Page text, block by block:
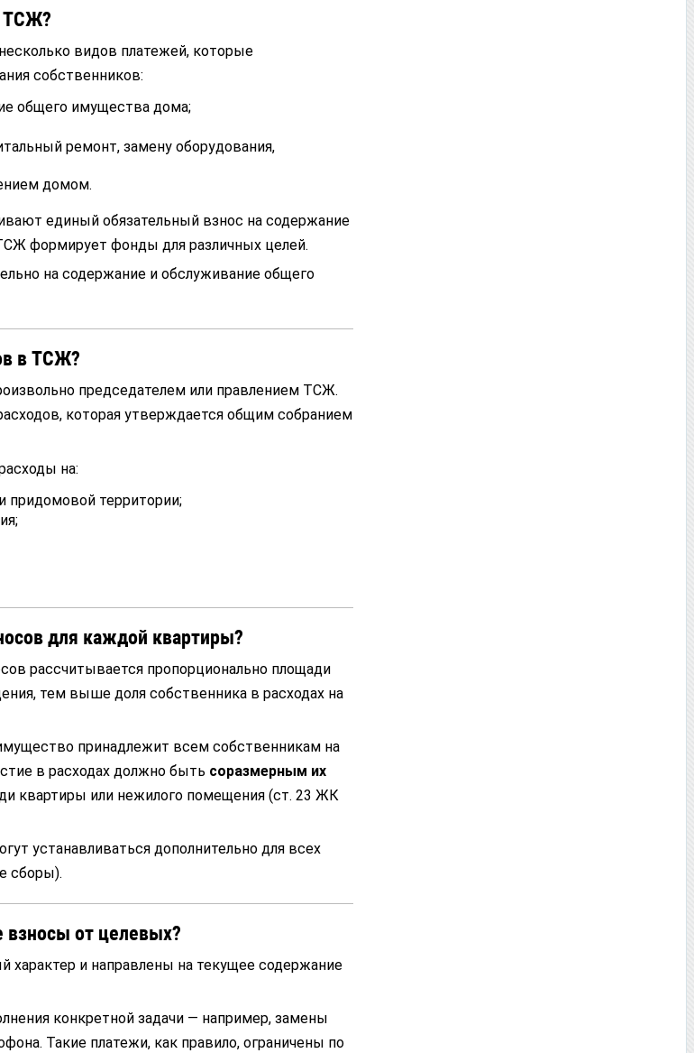
ТСЖ?
видов платежей, которые
собственников:
общего имущества дома;
ремонт, замену оборудования,
домом.
единый обязательный взнос на содержание
формирует фонды для различных целей.
на содержание и обслуживание общего
в ТСЖ?
председателем или правлением ТСЖ.
которая утверждается общим собранием
на:
придомовой территории;
для каждой квартиры?
рассчитывается пропорционально площади
тем выше доля собственника в расходах на
принадлежит всем собственникам на
в расходах должно быть соразмерным их
квартиры или нежилого помещения (ст. 23 ЖК
устанавливаться дополнительно для всех
сборы).
взносы от целевых?
характер и направлены на текущее содержание
конкретной задачи — например, замены
Такие платежи, как правило, ограничены по